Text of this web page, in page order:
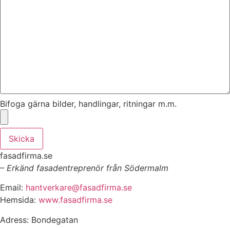
Bifoga gärna bilder, handlingar, ritningar m.m.
Skicka
fasadfirma.se
– Erkänd fasadentreprenör från Södermalm
Email: hantverkare@fasadfirma.se
Hemsida: www.fasadfirma.se
Adress: Bondegatan